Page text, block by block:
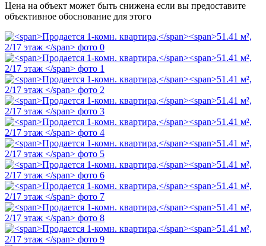
Цена на объект может быть снижена если вы предоставите
объективное обоснование для этого